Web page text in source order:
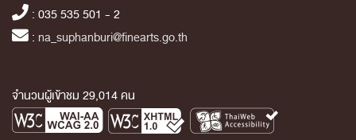
: 035 535 501 - 2
: na_suphanburi@finearts.go.th
จำนวนผู้เข้าชม 29,014 คน